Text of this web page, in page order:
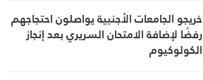
خريجو الجامعات الأجنبية يواصلون احتجاجهم
رفضًا لإضافة الامتحان السريري بعد إنجاز
الكولوكيوم